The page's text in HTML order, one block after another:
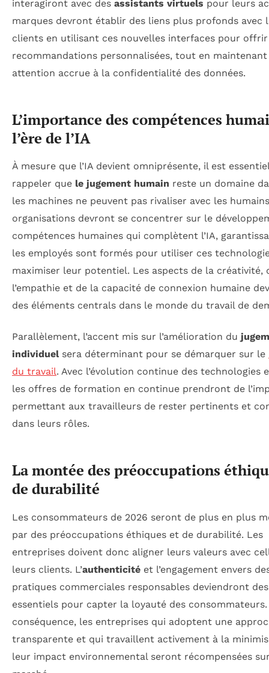
interagiront avec des assistants virtuels pour leurs
marques devront établir des liens plus profonds avec
clients en utilisant ces nouvelles interfaces pour offrir
recommandations personnalisées, tout en
attention accrue à la confidentialité des données.
L’importance des compétences
l’ère de l’IA
À mesure que l’IA devient omniprésente, il est
rappeler que le jugement humain reste un domaine
les machines ne peuvent pas rivaliser avec les
organisations devront se concentrer sur le
compétences humaines qui complètent l’IA,
les employés sont formés pour utiliser ces
maximiser leur potentiel. Les aspects de la créativité,
l’empathie et de la capacité de connexion humaine
des éléments centrals dans le monde du travail de
Parallèlement, l’accent mis sur l’amélioration du
individuelsera déterminant pour se démarquer sur le
du travail. Avec l’évolution continue des technologies
les offres de formation en continue prendront de
permettant aux travailleurs de rester pertinents et
dans leurs rôles.
La montée des préoccupations
de durabilité
Les consommateurs de 2026 seront de plus en plus
par des préoccupations éthiques et de durabilité. Les
entreprises doivent donc aligner leurs valeurs avec
leurs clients. L’authenticité et l’engagement envers
pratiques commerciales responsables deviendront
essentiels pour capter la loyauté des consommateurs.
conséquence, les entreprises qui adoptent une
transparente et qui travaillent activement à la
leur impact environnemental seront récompensées